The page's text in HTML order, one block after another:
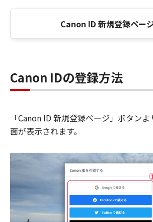
Canon ID 新規登録ペー
Canon IDの登録方法
「Canon ID 新規登録ページ」ボタン
面が表示されます。